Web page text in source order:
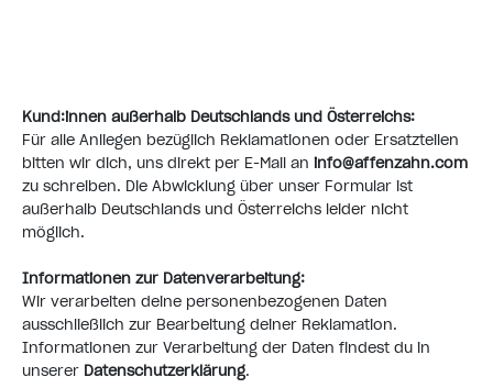
Kund:innen außerhalb Deutschlands und Österreichs:
Für alle Anliegen bezüglich Reklamationen oder Ersatzteilen
bitten wir dich, uns direkt per E-Mail an info@affenzahn.com
zu schreiben. Die Abwicklung über unser Formular ist
außerhalb Deutschlands und Österreichs leider nicht
möglich.
Informationen zur Datenverarbeitung:
Wir verarbeiten deine personenbezogenen Daten
ausschließlich zur Bearbeitung deiner Reklamation.
Informationen zur Verarbeitung der Daten findest du in
unserer Datenschutzerklärung.